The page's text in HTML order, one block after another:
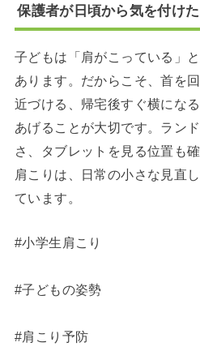
保護者が日頃から気を付け
子どもは「肩がこっている」
あります。だからこそ、首を
近づける、帰宅後すぐ横にな
あげることが大切です。ラン
さ、タブレットを見る位置も
肩こりは、日常の小さな見直
ています。
#小学生肩こり
#子どもの姿勢
#肩こり予防